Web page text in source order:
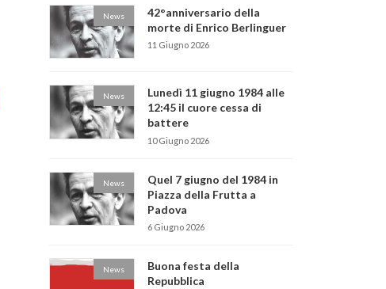
News
42°anniversario della
morte di Enrico Berlinguer
11 Giugno 2026
News
Lunedì 11 giugno 1984 alle
12:45 il cuore cessa di
battere
10 Giugno 2026
News
Quel 7 giugno del 1984 in
Piazza della Frutta a
Padova
6 Giugno 2026
News
Buona festa della
Repubblica